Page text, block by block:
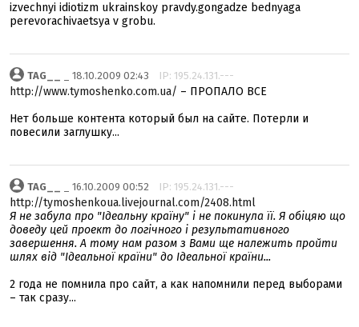
izvechnyi idiotizm ukrainskoy pravdy.gongadze bednyaga
perevorachivaetsya v grobu.
TAG__ _ 18.10.2009 02:43 IP: 195.24.131.---
http://www.tymoshenko.com.ua/ – ПРОПАЛО ВСЕ
Нет больше контента который был на сайте. Потерли и
повесили заглушку...
TAG__ _ 16.10.2009 00:52 IP: 195.24.131.---
http://tymoshenkoua.livejournal.com/2408.html
Я не забула про "Ідеальну країну" і не покинула її. Я обіцяю що
доведу цей проект до логічного і результативного
завершення. А тому нам разом з Вами ще належить пройти
шлях від "Ідеальної країни" до Ідеальної країни...
2 года не помнила про сайт, а как напомнили перед выборами
– так сразу...